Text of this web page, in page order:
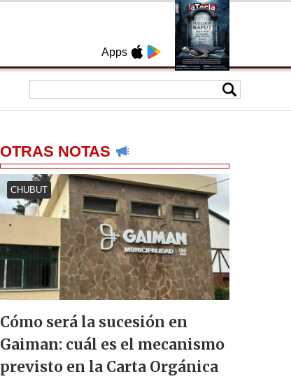
Apps
OTRAS NOTAS
CHUBUT
Cómo será la sucesión en
Gaiman: cuál es el mecanismo
previsto en la Carta Orgánica